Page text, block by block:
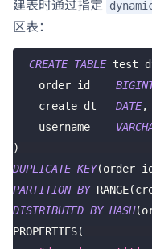
建表时通过指定
区表：
CREATE TABLE
    order_id
    create_dt
DATE,
    username
)
DUPLICATE KEY(
PARTITION BY RANGE(
DISTRIBUTED BY HASH(
PROPERTIES(